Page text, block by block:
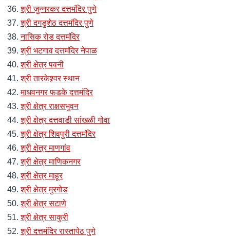
श्री जुन्नरकर दत्तमंदिर पुणे
श्री दगडुशेठ दत्तमंदिर पुणे
नासिक रोड दत्तमंदिर
श्री भटगाव दत्तमंदिर नेपाळ
श्री क्षेत्र पवनी
श्री तारकेश्र्वर स्थान
माधवनगर फडके दत्तमंदिर
श्री क्षेत्र राक्षसभुवन
श्री क्षेत्र दत्तवाडी सांखळी गोवा
श्री क्षेत्र शिवपुरी दत्तमंदिर
श्री क्षेत्र माणगांव
श्री क्षेत्र माणिकनगर
श्री क्षेत्र माहूर
श्री क्षेत्र मुरगोड
श्री क्षेत्र सटाणे
श्री क्षेत्र साकुरी
श्री दत्तमंदिर रास्तापेठ पुणे